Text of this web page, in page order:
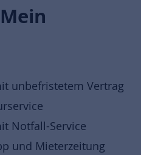
unbefristetem Vertrag
Notfall-Service
und Mieterzeitung